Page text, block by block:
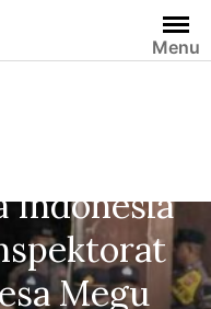
Menu
Indonesia
Megu